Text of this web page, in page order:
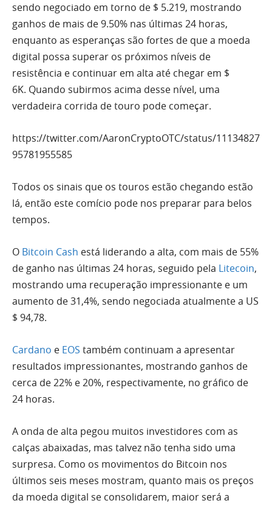
sendo negociado em torno de $ 5.219, mostrando
ganhos de mais de 9.50% nas últimas 24 horas,
enquanto as esperanças são fortes de que a moeda
digital possa superar os próximos níveis de
resistência e continuar em alta até chegar em $
6K. Quando subirmos acima desse nível, uma
verdadeira corrida de touro pode começar.
https://twitter.com/AaronCryptoOTC/status/11134827
95781955585
Todos os sinais que os touros estão chegando estão
lá, então este comício pode nos preparar para belos
tempos.
O Bitcoin Cash está liderando a alta, com mais de 55%
de ganho nas últimas 24 horas, seguido pela Litecoin,
mostrando uma recuperação impressionante e um
aumento de 31,4%, sendo negociada atualmente a US
$ 94,78.
Cardano e EOS também continuam a apresentar
resultados impressionantes, mostrando ganhos de
cerca de 22% e 20%, respectivamente, no gráfico de
24 horas.
A onda de alta pegou muitos investidores com as
calças abaixadas, mas talvez não tenha sido uma
surpresa. Como os movimentos do Bitcoin nos
últimos seis meses mostram, quanto mais os preços
da moeda digital se consolidarem, maior será a